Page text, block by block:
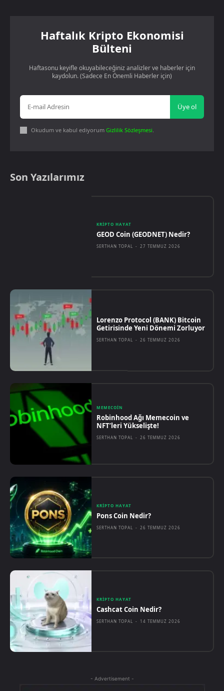
Haftalık Kripto Ekonomisi
Bülteni
Haftasonu keyifle okuyabileceğiniz analizler ve haberler için
kaydolun. (Sadece En Önemli Haberler için)
Üye ol
Okudum ve kabul ediyorum Gizlilik Sözleşmesi
Son Yazılarımız
KRIPTO HAYAT
GEOD Coin (GEODNET) Nedir?
SERTHAN TOPAL - 27 TEMMUZ 2026
Lorenzo Protocol (BANK) Bitcoin
Getirisinde Yeni Dönemi Zorluyor
SERTHAN TOPAL - 26 TEMMUZ 2026
MEMECOIN
Robinhood Ağı Memecoin ve
NFT’leri Yükselişte!
SERTHAN TOPAL - 26 TEMMUZ 2026
KRIPTO HAYAT
Pons Coin Nedir?
SERTHAN TOPAL - 26 TEMMUZ 2026
KRIPTO HAYAT
Cashcat Coin Nedir?
SERTHAN TOPAL - 14 TEMMUZ 2026
- Advertisement -